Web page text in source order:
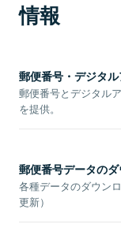
情報
郵便番号・デジタ
郵便番号とデジタル
を提供。
郵便番号データの
各種データのダウン
更新）